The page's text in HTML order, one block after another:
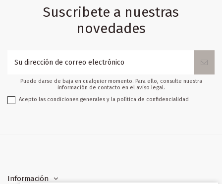
Suscribete a nuestras
novedades
Puede darse de baja en cualquier momento. Para ello, consulte nuestra
información de contacto en el aviso legal.
Acepto las condiciones generales y la política de confidencialidad
Información